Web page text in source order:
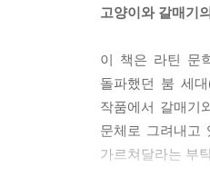
고양이와 갈매기
이 책은 라틴 문
돌파했던 붐 세
작품에서 갈매기
문체로 그려내고
가르쳐달라는 부